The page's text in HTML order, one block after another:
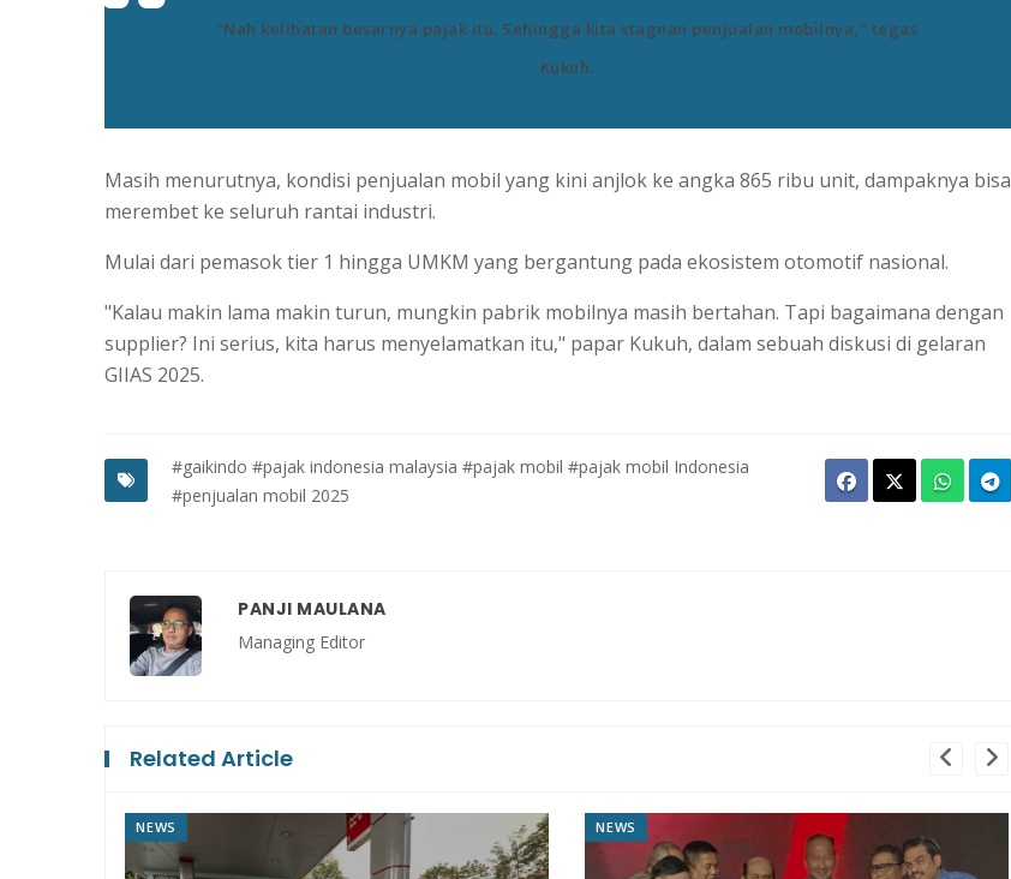
"Nah kelihatan besarnya pajak itu. Sehingga kita stagnan penjualan mobilnya," tegas
Kukuh.
Masih menurutnya, kondisi penjualan mobil yang kini anjlok ke angka 865 ribu unit, dampaknya bisa
merembet ke seluruh rantai industri.
Mulai dari pemasok tier 1 hingga UMKM yang bergantung pada ekosistem otomotif nasional.
"Kalau makin lama makin turun, mungkin pabrik mobilnya masih bertahan. Tapi bagaimana dengan
supplier? Ini serius, kita harus menyelamatkan itu," papar Kukuh, dalam sebuah diskusi di gelaran
GIIAS 2025.
#gaikindo #pajak indonesia malaysia #pajak mobil #pajak mobil Indonesia
#penjualan mobil 2025
PANJI MAULANA
Managing Editor
Related Article
NEWS NEWS